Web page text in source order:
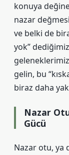
konuya
nazar
ve belki de
yok”
gelin, bu
biraz daha
Nazar
Gücü
Nazar otu, ya